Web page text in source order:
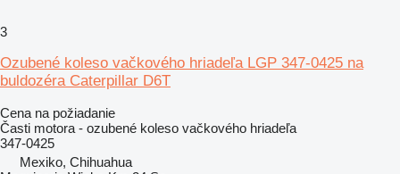
3
Ozubené koleso vačkového hriadeľa LGP 347-0425 na
buldozéra Caterpillar D6T
Cena na požiadanie
Časti motora - ozubené koleso vačkového hriadeľa
347-0425
Mexiko, Chihuahua